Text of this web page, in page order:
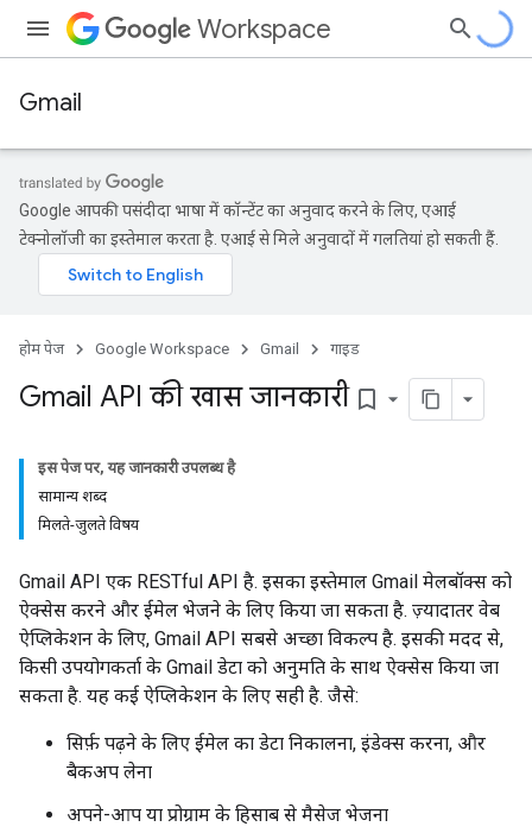
Workspace
Gmail
Google आपकी पसंदीदा भाषा में कॉन्टेंट का अनुवाद करने के लिए, एआई
टेक्नोलॉजी का इस्तेमाल करता है. एआई से मिले अनुवादों में गलतियां हो सकती हैं.
होम पेज Google Workspace Gmail गाइड
Gmail API की खास जानकारी bookmark_border
इस पेज पर, यह जानकारी उपलब्ध है
सामान्य शब्द
मिलते-जुलते विषय
Gmail API एक RESTful API है. इसका इस्तेमाल Gmail मेलबॉक्स को
ऐक्सेस करने और ईमेल भेजने के लिए किया जा सकता है. ज़्यादातर वेब
ऐप्लिकेशन के लिए, Gmail API सबसे अच्छा विकल्प है. इसकी मदद से,
किसी उपयोगकर्ता के Gmail डेटा को अनुमति के साथ ऐक्सेस किया जा
सकता है. यह कई ऐप्लिकेशन के लिए सही है. जैसे:
सिर्फ़ पढ़ने के लिए ईमेल का डेटा निकालना, इंडेक्स करना, और
बैकअप लेना
अपने-आप या प्रोग्राम के हिसाब से मैसेज भेजना